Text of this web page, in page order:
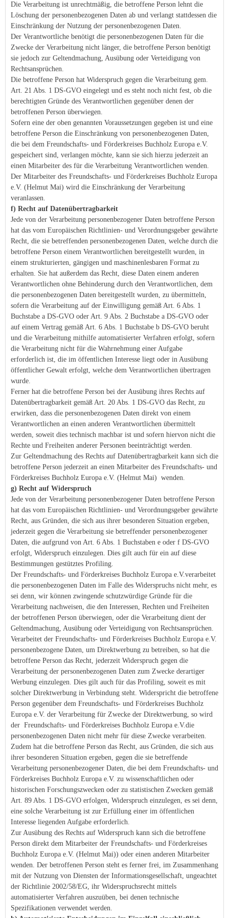
Die Verarbeitung ist unrechtmäßig, die betroffene Person lehnt die
Löschung der personenbezogenen Daten ab und verlangt stattdessen die
Einschränkung der Nutzung der personenbezogenen Daten.
Der Verantwortliche benötigt die personenbezogenen Daten für die
Zwecke der Verarbeitung nicht länger, die betroffene Person benötigt
sie jedoch zur Geltendmachung, Ausübung oder Verteidigung von
Rechtsansprüchen.
Die betroffene Person hat Widerspruch gegen die Verarbeitung gem.
Art. 21 Abs. 1 DS-GVO eingelegt und es steht noch nicht fest, ob die
berechtigten Gründe des Verantwortlichen gegenüber denen der
betroffenen Person überwiegen.
Sofern eine der oben genannten Voraussetzungen gegeben ist und eine
betroffene Person die Einschränkung von personenbezogenen Daten,
die bei dem Freundschafts- und Förderkreises Buchholz Europa e.V.
gespeichert sind, verlangen möchte, kann sie sich hierzu jederzeit an
einen Mitarbeiter des für die Verarbeitung Verantwortlichen wenden.
Der Mitarbeiter des Freundschafts- und Förderkreises Buchholz Europa
e.V. (Helmut Mai) wird die Einschränkung der Verarbeitung
veranlassen.
f) Recht auf Datenübertragbarkeit
Jede von der Verarbeitung personenbezogener Daten betroffene Person
hat das vom Europäischen Richtlinien- und Verordnungsgeber gewährte
Recht, die sie betreffenden personenbezogenen Daten, welche durch die
betroffene Person einem Verantwortlichen bereitgestellt wurden, in
einem strukturierten, gängigen und maschinenlesbaren Format zu
erhalten. Sie hat außerdem das Recht, diese Daten einem anderen
Verantwortlichen ohne Behinderung durch den Verantwortlichen, dem
die personenbezogenen Daten bereitgestellt wurden, zu übermitteln,
sofern die Verarbeitung auf der Einwilligung gemäß Art. 6 Abs. 1
Buchstabe a DS-GVO oder Art. 9 Abs. 2 Buchstabe a DS-GVO oder
auf einem Vertrag gemäß Art. 6 Abs. 1 Buchstabe b DS-GVO beruht
und die Verarbeitung mithilfe automatisierter Verfahren erfolgt, sofern
die Verarbeitung nicht für die Wahrnehmung einer Aufgabe
erforderlich ist, die im öffentlichen Interesse liegt oder in Ausübung
öffentlicher Gewalt erfolgt, welche dem Verantwortlichen übertragen
wurde.
Ferner hat die betroffene Person bei der Ausübung ihres Rechts auf
Datenübertragbarkeit gemäß Art. 20 Abs. 1 DS-GVO das Recht, zu
erwirken, dass die personenbezogenen Daten direkt von einem
Verantwortlichen an einen anderen Verantwortlichen übermittelt
werden, soweit dies technisch machbar ist und sofern hiervon nicht die
Rechte und Freiheiten anderer Personen beeinträchtigt werden.
Zur Geltendmachung des Rechts auf Datenübertragbarkeit kann sich die
betroffene Person jederzeit an einen Mitarbeiter des Freundschafts- und
Förderkreises Buchholz Europa e.V. (Helmut Mai) wenden.
g) Recht auf Widerspruch
Jede von der Verarbeitung personenbezogener Daten betroffene Person
hat das vom Europäischen Richtlinien- und Verordnungsgeber gewährte
Recht, aus Gründen, die sich aus ihrer besonderen Situation ergeben,
jederzeit gegen die Verarbeitung sie betreffender personenbezogener
Daten, die aufgrund von Art. 6 Abs. 1 Buchstaben e oder f DS-GVO
erfolgt, Widerspruch einzulegen. Dies gilt auch für ein auf diese
Bestimmungen gestütztes Profiling.
Der Freundschafts- und Förderkreises Buchholz Europa e.V.verarbeitet
die personenbezogenen Daten im Falle des Widerspruchs nicht mehr, es
sei denn, wir können zwingende schutzwürdige Gründe für die
Verarbeitung nachweisen, die den Interessen, Rechten und Freiheiten
der betroffenen Person überwiegen, oder die Verarbeitung dient der
Geltendmachung, Ausübung oder Verteidigung von Rechtsansprüchen.
Verarbeitet der Freundschafts- und Förderkreises Buchholz Europa e.V.
personenbezogene Daten, um Direktwerbung zu betreiben, so hat die
betroffene Person das Recht, jederzeit Widerspruch gegen die
Verarbeitung der personenbezogenen Daten zum Zwecke derartiger
Werbung einzulegen. Dies gilt auch für das Profiling, soweit es mit
solcher Direktwerbung in Verbindung steht. Widerspricht die betroffene
Person gegenüber dem Freundschafts- und Förderkreises Buchholz
Europa e.V. der Verarbeitung für Zwecke der Direktwerbung, so wird
der Freundschafts- und Förderkreises Buchholz Europa e.V.die
personenbezogenen Daten nicht mehr für diese Zwecke verarbeiten.
Zudem hat die betroffene Person das Recht, aus Gründen, die sich aus
ihrer besonderen Situation ergeben, gegen die sie betreffende
Verarbeitung personenbezogener Daten, die bei dem Freundschafts- und
Förderkreises Buchholz Europa e.V. zu wissenschaftlichen oder
historischen Forschungszwecken oder zu statistischen Zwecken gemäß
Art. 89 Abs. 1 DS-GVO erfolgen, Widerspruch einzulegen, es sei denn,
eine solche Verarbeitung ist zur Erfüllung einer im öffentlichen
Interesse liegenden Aufgabe erforderlich.
Zur Ausübung des Rechts auf Widerspruch kann sich die betroffene
Person direkt dem Mitarbeiter der Freundschafts- und Förderkreises
Buchholz Europa e.V. (Helmut Mai)) oder einen anderen Mitarbeiter
wenden. Der betroffenen Person steht es ferner frei, im Zusammenhang
mit der Nutzung von Diensten der Informationsgesellschaft, ungeachtet
der Richtlinie 2002/58/EG, ihr Widerspruchsrecht mittels
automatisierter Verfahren auszuüben, bei denen technische
Spezifikationen verwendet werden.